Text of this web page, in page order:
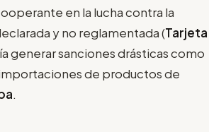
en la lucha contra la
y no reglamentada (Tarjeta
generar sanciones drásticas como
de productos de
.